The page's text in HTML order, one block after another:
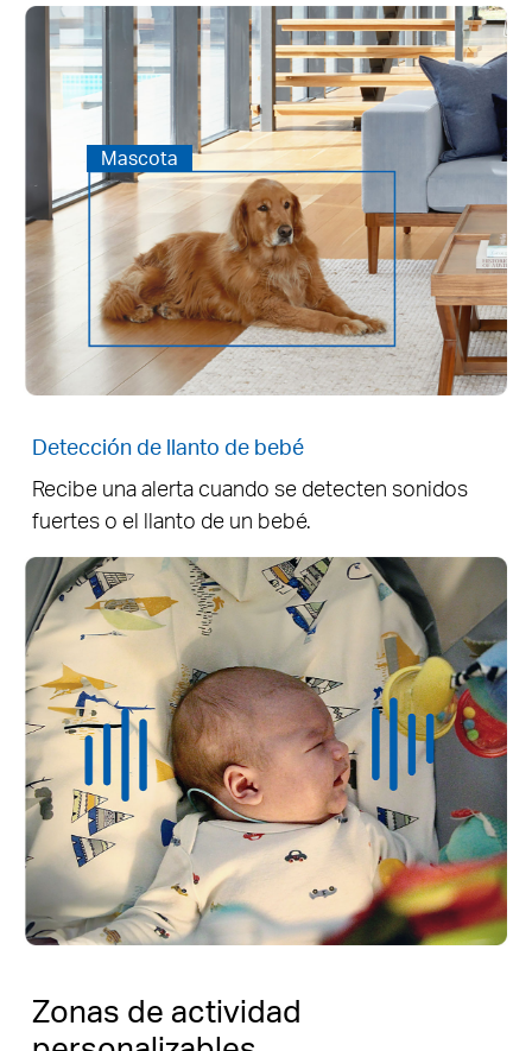
Mascota
Detección de llanto de bebé
Recibe una alerta cuando se detecten sonidos
fuertes o el llanto de un bebé.
Zonas de actividad